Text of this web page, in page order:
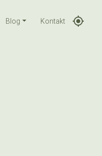
Blog Kontakt gps_fixed